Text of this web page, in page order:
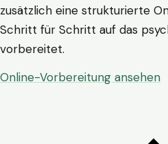
zusätzlich eine strukturierte
Schritt für Schritt auf das
vorbereitet.
Online-Vorbereitung ansehen